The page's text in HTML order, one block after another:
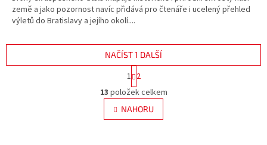
země a jako pozornost navíc přidává pro čtenáře i ucelený přehled
výletů do Bratislavy a jejího okolí....
O
v
l
á
NAČÍST 1 DALŠÍ
S
t
r
á
n
k
1 2
13 položek celkem
NAHORU